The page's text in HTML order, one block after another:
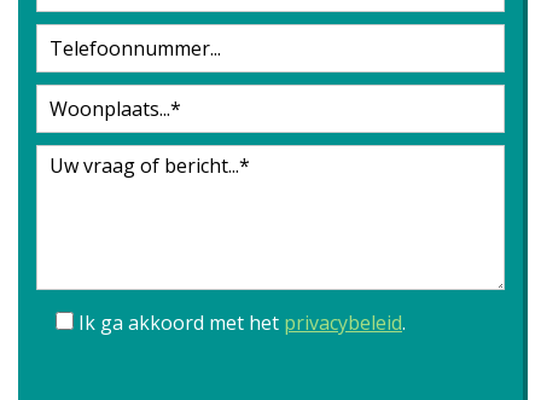
Ik ga akkoord met het privacybeleid.